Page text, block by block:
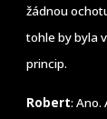
žádnou
tohle by byla
princip.
Robert: